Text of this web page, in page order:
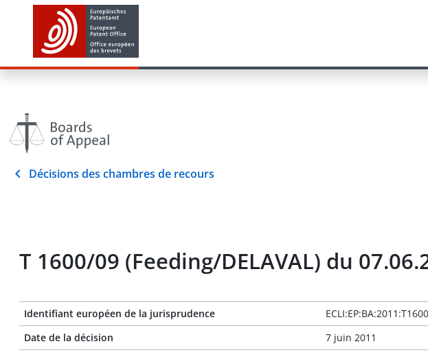
Décisions des chambres de recours
T 1600/09 (Feeding/DELAVAL) du
Identifiant européen de la jurisprudence
Date de la décision
7 juin 2011